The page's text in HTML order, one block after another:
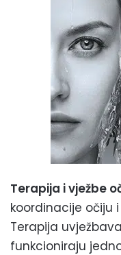
Terapija i vježbe
koordinacije očiju
Terapija
funkcioniraju